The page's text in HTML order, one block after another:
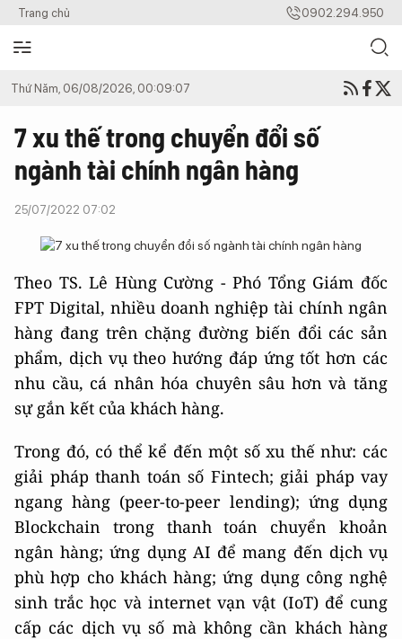
Trang chủ 0902.294.950
Thứ Năm, 06/08/2026, 00:09:07
7 xu thế trong chuyển đổi số
ngành tài chính ngân hàng
25/07/2022 07:02
Theo TS. Lê Hùng Cường - Phó Tổng Giám đốc
FPT Digital, nhiều doanh nghiệp tài chính ngân
hàng đang trên chặng đường biến đổi các sản
phẩm, dịch vụ theo hướng đáp ứng tốt hơn các
nhu cầu, cá nhân hóa chuyên sâu hơn và tăng
sự gắn kết của khách hàng.
Trong đó, có thể kể đến một số xu thế như: các
giải pháp thanh toán số Fintech; giải pháp vay
ngang hàng (peer-to-peer lending); ứng dụng
Blockchain trong thanh toán chuyển khoản
ngân hàng; ứng dụng AI để mang đến dịch vụ
phù hợp cho khách hàng; ứng dụng công nghệ
sinh trắc học và internet vạn vật (IoT) để cung
cấp các dịch vụ số mà không cần khách hàng